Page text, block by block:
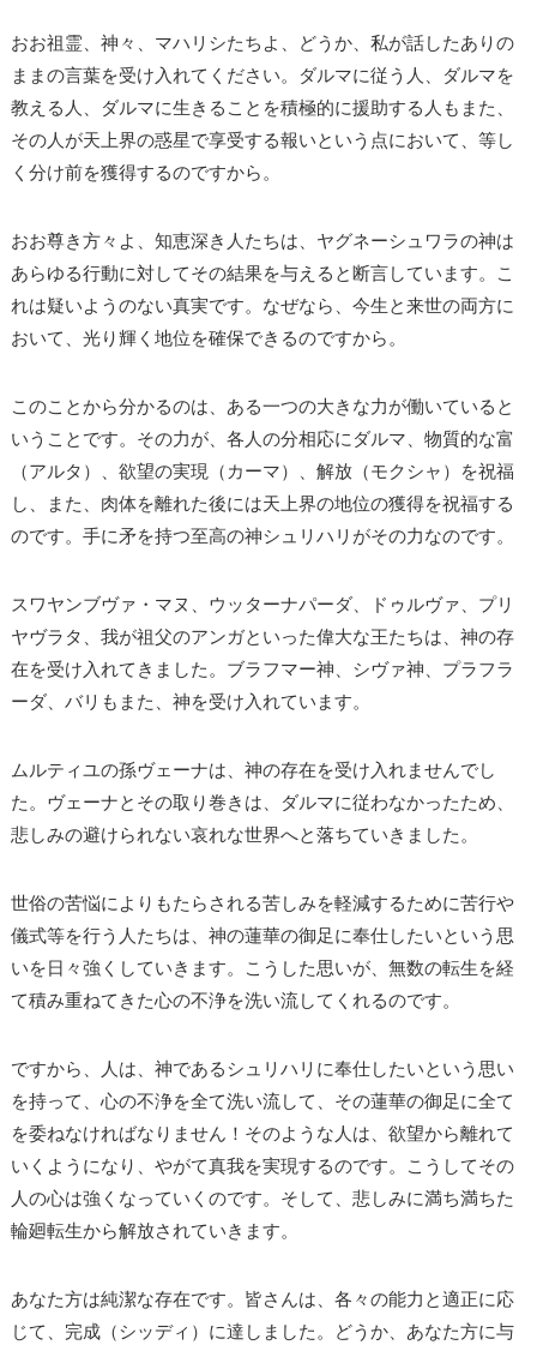
おお祖霊、神々、マハリシたちよ、どうか、私が話したありの
ままの言葉を受け入れてください。ダルマに従う人、ダルマを
教える人、ダルマに生きることを積極的に援助する人もまた、
その人が天上界の惑星で享受する報いという点において、等し
く分け前を獲得するのですから。
おお尊き方々よ、知恵深き人たちは、ヤグネーシュワラの神は
あらゆる行動に対してその結果を与えると断言しています。こ
れは疑いようのない真実です。なぜなら、今生と来世の両方に
おいて、光り輝く地位を確保できるのですから。
このことから分かるのは、ある一つの大きな力が働いていると
いうことです。その力が、各人の分相応にダルマ、物質的な富
（アルタ）、欲望の実現（カーマ）、解放（モクシャ）を祝福
し、また、肉体を離れた後には天上界の地位の獲得を祝福する
のです。手に矛を持つ至高の神シュリハリがその力なのです。
スワヤンブヴァ・マヌ、ウッターナパーダ、ドゥルヴァ、プリ
ヤヴラタ、我が祖父のアンガといった偉大な王たちは、神の存
在を受け入れてきました。ブラフマー神、シヴァ神、プラフラ
ーダ、バリもまた、神を受け入れています。
ムルティユの孫ヴェーナは、神の存在を受け入れませんでし
た。ヴェーナとその取り巻きは、ダルマに従わなかったため、
悲しみの避けられない哀れな世界へと落ちていきました。
世俗の苦悩によりもたらされる苦しみを軽減するために苦行や
儀式等を行う人たちは、神の蓮華の御足に奉仕したいという思
いを日々強くしていきます。こうした思いが、無数の転生を経
て積み重ねてきた心の不浄を洗い流してくれるのです。
ですから、人は、神であるシュリハリに奉仕したいという思い
を持って、心の不浄を全て洗い流して、その蓮華の御足に全て
を委ねなければなりません！そのような人は、欲望から離れて
いくようになり、やがて真我を実現するのです。こうしてその
人の心は強くなっていくのです。そして、悲しみに満ち満ちた
輪廻転生から解放されていきます。
あなた方は純潔な存在です。皆さんは、各々の能力と適正に応
じて、完成（シッディ）に達しました。どうか、あなた方に与